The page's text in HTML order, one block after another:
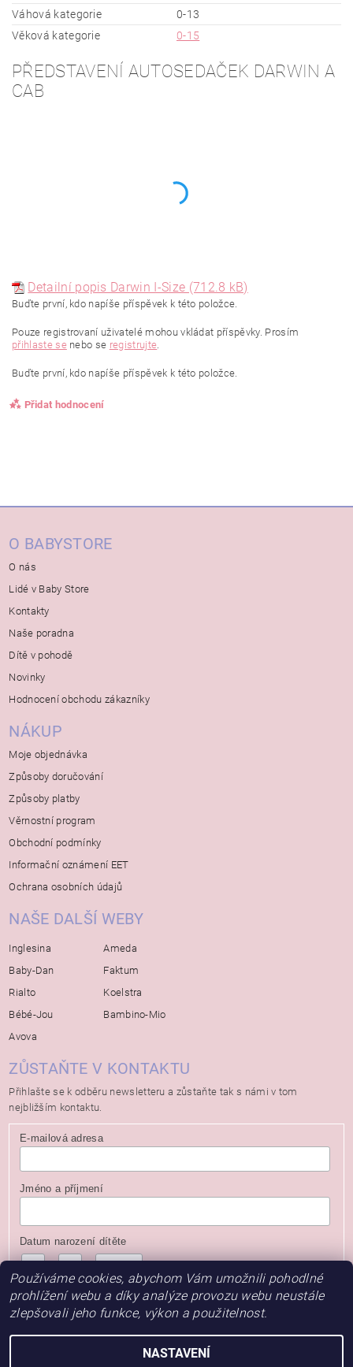
Váhová kategorie
0-13
Věková kategorie
0-15
PŘEDSTAVENÍ AUTOSEDAČEK DARWIN A
CAB
Detailní popis Darwin I-Size (712.8 kB)
Buďte první, kdo napíše příspěvek k této položce.
Pouze registrovaní uživatelé mohou vkládat příspěvky. Prosím
přihlaste senebo se registrujte
Buďte první, kdo napíše příspěvek k této položce.
Přidat hodnocení
O BABYSTORE
O nás
Lidé v Baby Store
Kontakty
Naše poradna
Dítě v pohodě
Novinky
Hodnocení obchodu zákazníky
NÁKUP
Moje objednávka
Způsoby doručování
Způsoby platby
Věrnostní program
Obchodní podmínky
Informační oznámení EET
Ochrana osobních údajů
NAŠE DALŠÍ WEBY
Inglesina
Baby-Dan
Rialto
Bébé-Jou
Avova
Ameda
Faktum
Koelstra
Bambino-Mio
ZŮSTAŇTE V KONTAKTU
Přihlašte se k odběru newsletteru a zůstaňte tak s námi v tom
nejbližším kontaktu.
E-mailová adresa
Jméno a příjmení
Datum narození dítěte
Používáme cookies, abychom Vám umožnili pohodlné
prohlížení webu a díky analýze provozu webu neustále
zlepšovali jeho funkce, výkon a použitelnost.
NASTAVENÍ